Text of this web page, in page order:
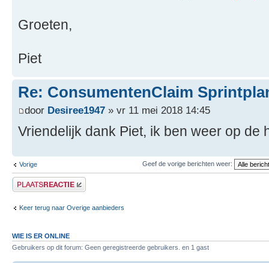
Groeten,
Piet
Re: ConsumentenClaim
door Desiree1947 » vr 11 mei 2018 14:45
Vriendelijk dank Piet, ik ben weer op de
Vorige Geef de vorige berichten weer:
Plaats een reactie
Keer terug naar Overige aanbieders
WIE IS ER ONLINE
Gebruikers op dit forum: Geen geregistreerde gebruikers. en 1 gast